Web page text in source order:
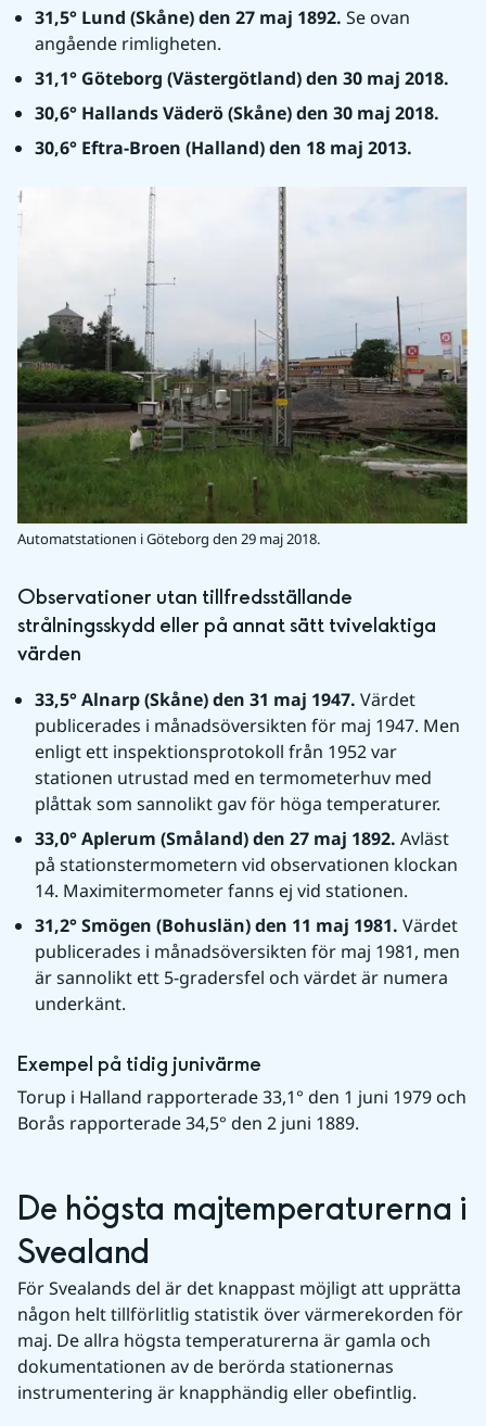
31,5° Lund (Skåne) den 27 maj 1892. Se ovan
angående rimligheten.
31,1° Göteborg (Västergötland) den 30 maj 2018.
30,6° Hallands Väderö (Skåne) den 30 maj 2018.
30,6° Eftra-Broen (Halland) den 18 maj 2013.
Automatstationen i Göteborg den 29 maj 2018.
Observationer utan tillfredsställande
strålningsskydd eller på annat sätt tvivelaktiga
värden
33,5° Alnarp (Skåne) den 31 maj 1947. Värdet
publicerades i månadsöversikten för maj 1947. Men
enligt ett inspektionsprotokoll från 1952 var
stationen utrustad med en termometerhuv med
plåttak som sannolikt gav för höga temperaturer.
33,0° Aplerum (Småland) den 27 maj 1892. Avläst
på stationstermometern vid observationen klockan
14. Maximitermometer fanns ej vid stationen.
31,2° Smögen (Bohuslän) den 11 maj 1981. Värdet
publicerades i månadsöversikten för maj 1981, men
är sannolikt ett 5-gradersfel och värdet är numera
underkänt.
Exempel på tidig junivärme
Torup i Halland rapporterade 33,1° den 1 juni 1979 och
Borås rapporterade 34,5° den 2 juni 1889.
De högsta majtemperaturerna i
Svealand
För Svealands del är det knappast möjligt att upprätta
någon helt tillförlitlig statistik över värmerekorden för
maj. De allra högsta temperaturerna är gamla och
dokumentationen av de berörda stationernas
instrumentering är knapphändig eller obefintlig.